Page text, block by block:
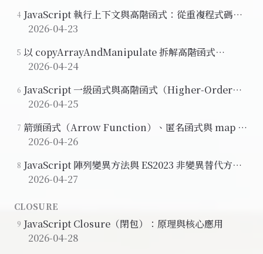
4 JavaScript 執行上下文與高階函式：從重複程式碼到
通用化設計
2026-04-23
5 以 copyArrayAndManipulate 拆解高階函式
(Higher-Order Function) 的執行原理
2026-04-24
6 JavaScript 一級函式與高階函式（Higher-Order
Function）入門
2026-04-25
7 箭頭函式（Arrow Function）、匿名函式與 map 方
法
2026-04-26
8 JavaScript 陣列變異方法與 ES2023 非變異替代方案
（Pure Function、Side Effect）
2026-04-27
CLOSURE
9 JavaScript Closure（閉包）：原理與核心應用
2026-04-28